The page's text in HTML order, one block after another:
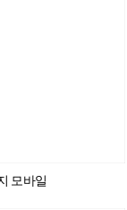
모바일